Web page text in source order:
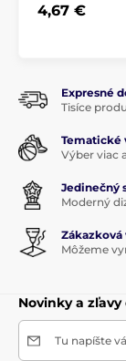
4,67 €
Expresné
Tisíce
Tematické
Výber viac
Jedinečný
Moderný
Zákazková
Môžeme
Novinky a
Tu napíšte